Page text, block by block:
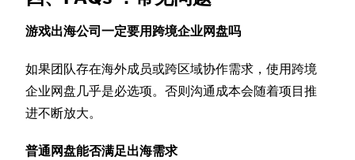
游戏出海公司一定要用跨境企业网盘吗
如果团队存在海外成员或跨区域协作需求，使用跨境
企业网盘几乎是必选项。否则沟通成本会随着项目推
进不断放大。
普通网盘能否满足出海需求